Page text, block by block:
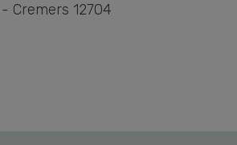
Cremers 12704